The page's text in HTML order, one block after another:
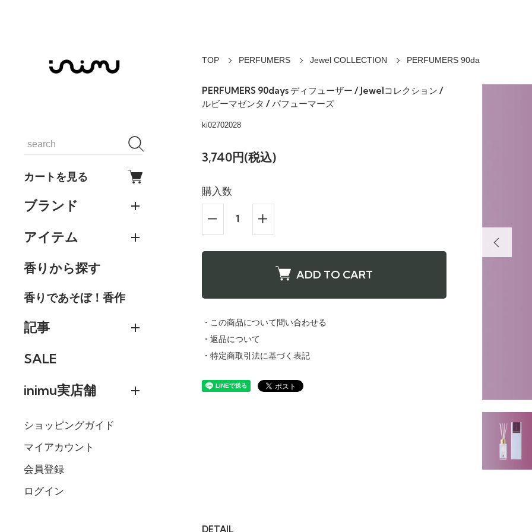
カートを見る
ブランド
アイテム
香りから探す
香りであそぼ！香作
記事
SALE
inimu実店舗
ショッピングガイド
マイアカウント
会員登録
ログイン
TOP PERFUMERS Jewel COLLECTION PERFUMERS 90da
PERFUMERS 90days ディフューザー / Jewelコレクション /
ルビーマゼンタ / パフューマーズ
ki02702028
3,740円(税込)
購入数
ADD TO CART
・この商品について問い合わせる
・返品について
・特定商取引法に基づく表記
DETAIL